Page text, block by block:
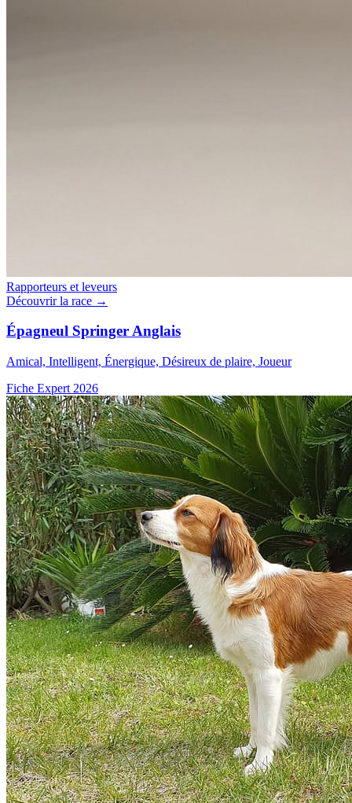
Rapporteurs et leveurs
Découvrir la race →
Épagneul Springer Anglais
Amical, Intelligent, Énergique, Désireux de plaire, Joueur
Fiche Expert 2026